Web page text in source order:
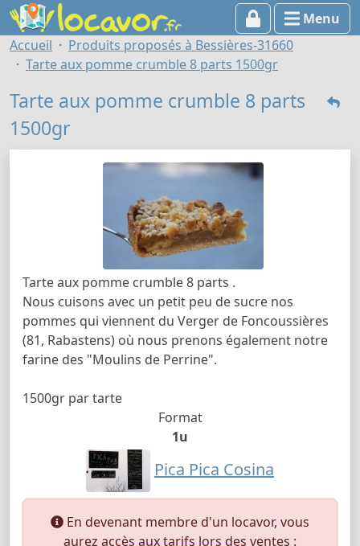
Menu
Accueil
Produits proposés à Bessières-31660
Tarte aux pomme crumble 8 parts 1500gr
Tarte aux pomme crumble 8 parts
1500gr
Tarte aux pomme crumble 8 parts .
Nous cuisons avec un petit peu de sucre nos
pommes qui viennent du Verger de Foncoussières
(81, Rabastens) où nous prenons également notre
farine des "Moulins de Perrine".
1500gr par tarte
Format
1u
Pica Pica Cosina
En devenant membre d'un locavor, vous
aurez accès aux tarifs lors des ventes :